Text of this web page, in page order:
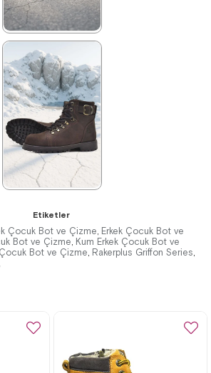
★ ★ ★
2.049,90 TRY
3.519,90 TRY
%42İndirim
Ücretsiz
Kargo
★ ★ ★
2.259,90 TRY
3.879,90 TRY
Etiketler
Çocuk Bot ve Çizme, Erkek Çocuk Bot ve
Bot ve Çizme, Kum Erkek Çocuk Bot ve
Bot ve Çizme, Rakerplus Griffon Series,